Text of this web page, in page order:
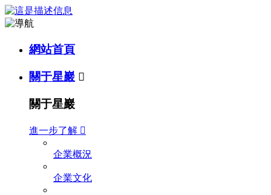
網站首頁
關于星巖 
關于星巖
進一步了解 
企業概況
企業文化